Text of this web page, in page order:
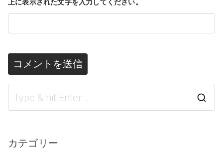
上に表示された文字を入力してください。
カテゴリー